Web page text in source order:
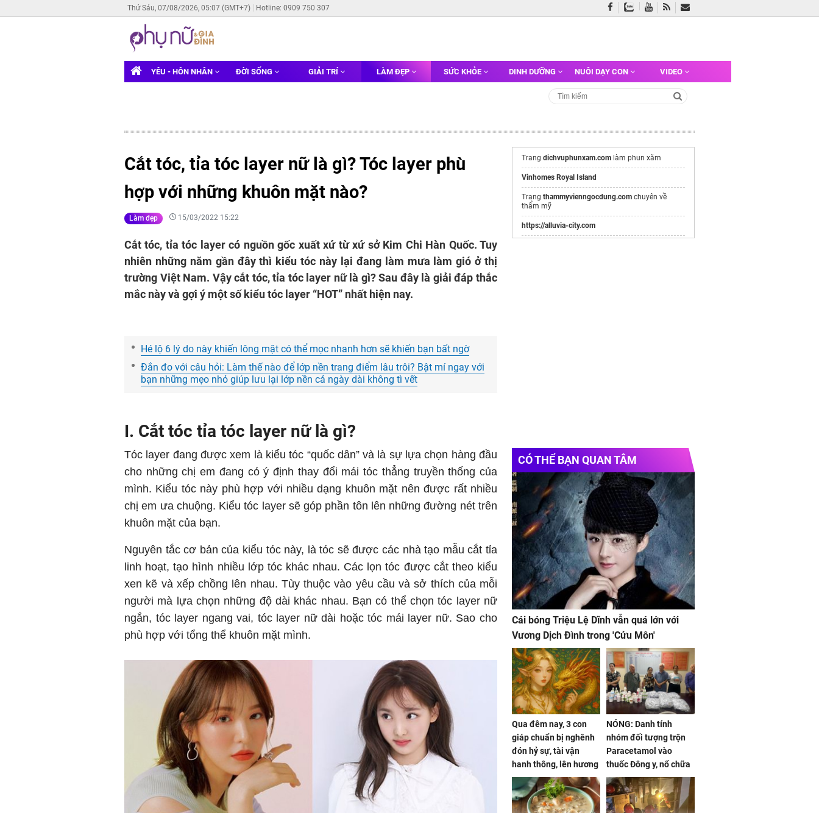
Thứ Sáu, 07/08/2026, 05:07 (GMT+7) Hotline: 0909 750 307
YÊU - HÔN NHÂN ĐỜI SỐNG GIẢI TRÍ LÀM ĐẸP SỨC KHỎE DINH DƯỠNG NUÔI DẠY CON VIDEO
Cắt tóc, tỉa tóc layer nữ là gì? Tóc layer phù
hợp với những khuôn mặt nào?
Làm đẹp 15/03/2022 15:22
Cắt tóc, tỉa tóc layer có nguồn gốc xuất xứ từ xứ sở Kim Chi Hàn Quốc. Tuy
nhiên những năm gần đây thì kiểu tóc này lại đang làm mưa làm gió ở thị
trường Việt Nam. Vậy cắt tóc, tỉa tóc layer nữ là gì? Sau đây là giải đáp thắc
mắc này và gợi ý một số kiểu tóc layer “HOT” nhất hiện nay.
Hé lộ 6 lý do này khiến lông mặt có thể mọc nhanh hơn sẽ khiến bạn bất ngờ
Đắn đo với câu hỏi: Làm thế nào để lớp nền trang điểm lâu trôi? Bật mí ngay với
bạn những mẹo nhỏ giúp lưu lại lớp nền cả ngày dài không tì vết
I. Cắt tóc tỉa tóc layer nữ là gì?
Tóc layer đang được xem là kiểu tóc “quốc dân” và là sự lựa chọn hàng đầu
cho những chị em đang có ý định thay đổi mái tóc thẳng truyền thống của
mình. Kiểu tóc này phù hợp với nhiều dạng khuôn mặt nên được rất nhiều
chị em ưa chuộng. Kiểu tóc layer sẽ góp phần tôn lên những đường nét trên
khuôn mặt của bạn.
Nguyên tắc cơ bản của kiểu tóc này, là tóc sẽ được các nhà tạo mẫu cắt tỉa
linh hoạt, tạo hình nhiều lớp tóc khác nhau. Các lọn tóc được cắt theo kiểu
xen kẽ và xếp chồng lên nhau. Tùy thuộc vào yêu cầu và sở thích của mỗi
người mà lựa chọn những độ dài khác nhau. Bạn có thể chọn tóc layer nữ
ngắn, tóc layer ngang vai, tóc layer nữ dài hoặc tóc mái layer nữ. Sao cho
phù hợp với tổng thể khuôn mặt mình.
Trang dichvuphunxam.com làm phun xăm
Vinhomes Royal Island
Trang thammyvienngocdung.com chuyên về
thẩm mỹ
https://alluvia-city.com
CÓ THỂ BẠN QUAN TÂM
Cái bóng Triệu Lệ Dĩnh vẫn quá lớn với
Vương Dịch Đình trong 'Cửu Môn'
Qua đêm nay, 3 con
giáp chuẩn bị nghênh
đón hỷ sự, tài vận
hanh thông, lên hương
hóa Rồng hóa Phượng,
gom hết may mắn về
nhà
NÓNG: Danh tính
nhóm đối tượng trộn
Paracetamol vào
thuốc Đông y, nổ chữa
bách bệnh